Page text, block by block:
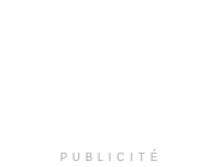
PUBLICITÉ